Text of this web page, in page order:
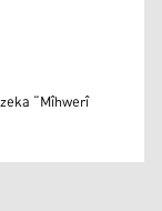
“Mîhwerî